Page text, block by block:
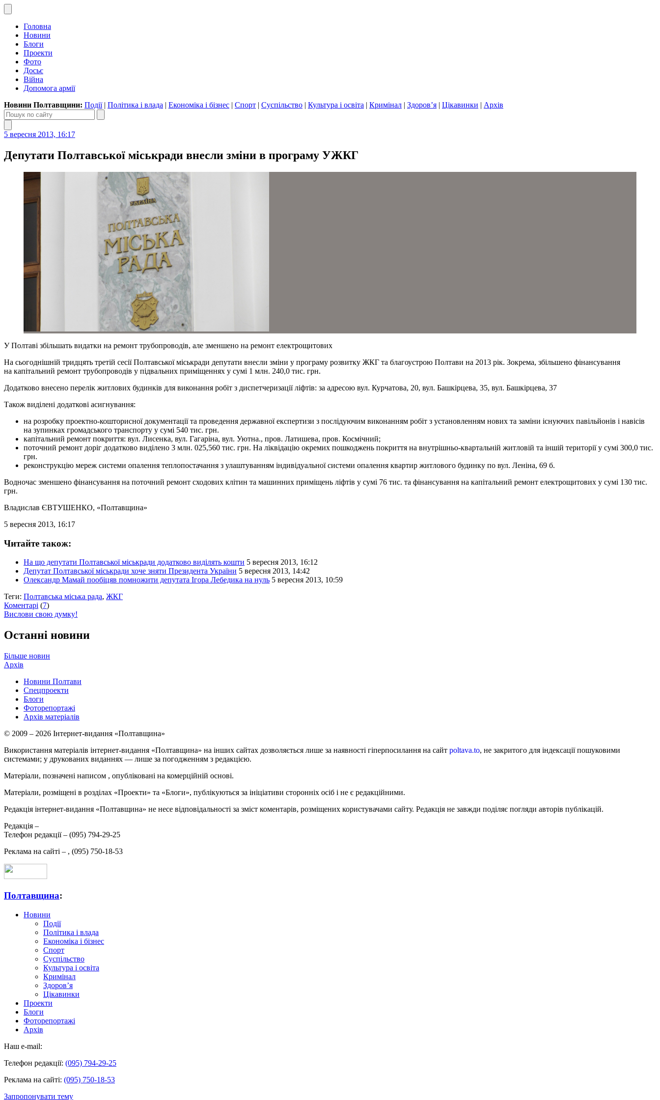
Головна
Новини
Блоги
Проекти
Фото
Досьє
Війна
Допомога армії
Новини Полтавщини: Події| Політика і влада | Економіка і бізнес | Спорт | Суспільство | Культура і освіта | Кримінал | Здоров’я | Цікавинки | Архів
5 вересня 2013, 16:17
Депутати Полтавської міськради внесли зміни в програму УЖКГ
У Полтаві збільшать видатки на ремонт трубопроводів, але зменшено на ремонт електрощитових
На сьогоднішній тридцять третій сесії Полтавської міськради депутати внесли зміни у програму розвитку ЖКГ та благоустрою Полтави на 2013 рік. Зокрема, збільшено фінансування
на капітальний ремонт трубопроводів у підвальних приміщеннях у сумі 1 млн. 240,0 тис. грн.
Додатково внесено перелік житлових будинків для виконання робіт з диспетчеризації ліфтів: за адресою вул. Курчатова, 20, вул. Башкірцева, 35, вул. Башкірцева, 37
Також виділені додаткові асигнування:
на розробку проектно-кошторисної документації та проведення державної експертизи з послідуючим виконанням робіт з установленням нових та заміни існуючих павільйонів і навісів
на зупинках громадського транспорту у сумі 540 тис. грн.
капітальний ремонт покриття: вул. Лисенка, вул. Гагаріна, вул. Уютна., пров. Латишева, пров. Космічний;
поточний ремонт доріг додатково виділено 3 млн. 025,560 тис. грн. На ліквідацію окремих пошкоджень покриття на внутрішньо-квартальній житловій та іншій території у сумі 300,0 тис.
грн.
реконструкцію мереж системи опалення теплопостачання з улаштуванням індивідуальної системи опалення квартир житлового будинку по вул. Леніна, 69 б.
Водночас зменшено фінансування на поточний ремонт сходових клітин та машинних приміщень ліфтів у сумі 76 тис. та фінансування на капітальний ремонт електрощитових у сумі 130 тис.
грн.
Владислав ЄВТУШЕНКО, «Полтавщина»
5 вересня 2013, 16:17
Читайте також:
На що депутати Полтавської міськради додатково виділять кошти 5 вересня 2013, 16:12
Депутат Полтавської міськради хоче зняти Президента України 5 вересня 2013, 14:42
Олександр Мамай пообіцяв помножити депутата Ігора Лебедика на нуль 5 вересня 2013, 10:59
Теги: Полтавська міська рада, ЖКГ
Коментарі (7)
Вислови свою думку!
Останні новини
Більше новин
Архів
Новини Полтави
Спецпроекти
Блоги
Фоторепортажі
Архів матеріалів
© 2009 – 2026 Інтернет-видання «Полтавщина»
Використання матеріалів інтернет-видання «Полтавщина» на інших сайтах дозволяється лише за наявності гіперпосилання на сайт poltava.to, не закритого для індексації пошуковими
системами; у друкованих виданнях — лише за погодженням з редакцією.
Матеріали, позначені написом , опубліковані на комерційній основі.
Матеріали, розміщені в розділах «Проекти» та «Блоги», публікуються за ініціативи сторонніх осіб і не є редакційними.
Редакція інтернет-видання «Полтавщина» не несе відповідальності за зміст коментарів, розміщених користувачами сайту. Редакція не завжди поділяє погляди авторів публікацій.
Редакція –
Телефон редакції – (095) 794-29-25
Реклама на сайті – , (095) 750-18-53
Полтавщина:
Новини
Події
Політика і влада
Економіка і бізнес
Спорт
Суспільство
Культура і освіта
Кримінал
Здоров’я
Цікавинки
Проекти
Блоги
Фоторепортажі
Архів
Наш e-mail:
Телефон редакції: (095) 794-29-25
Реклама на сайті: (095) 750-18-53
Запропонувати тему